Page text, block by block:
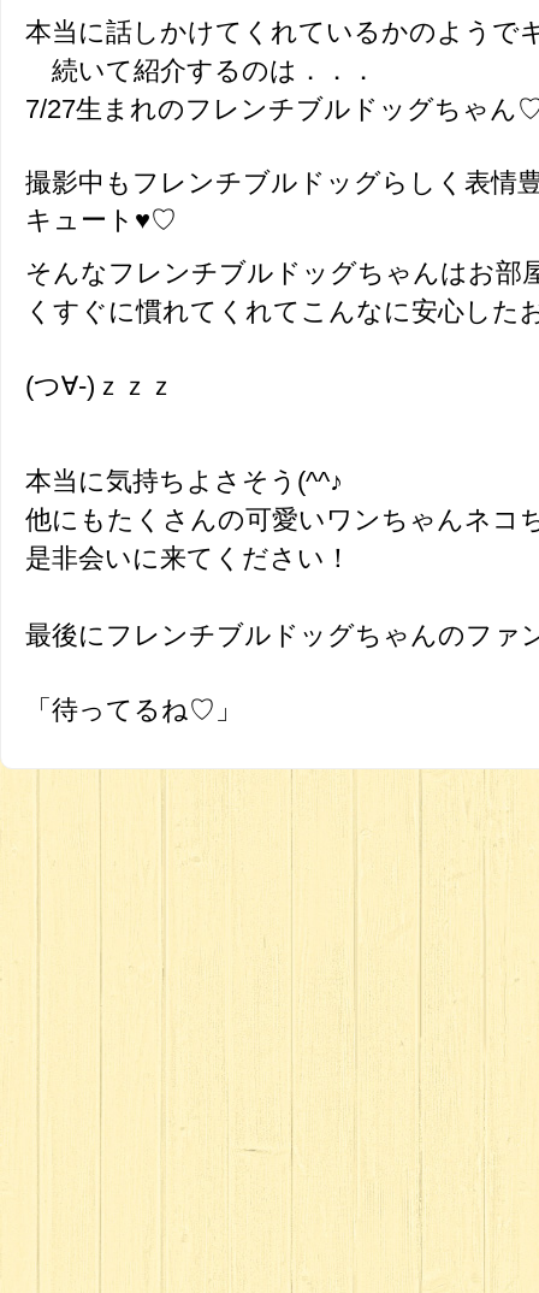
本当に話しかけてくれているかのよう
続いて紹介するのは．．．
7/27生まれのフレンチブルドッグちゃん
撮影中もフレンチブルドッグらしく表情
キュート♥♡
そんなフレンチブルドッグちゃんはお部
くすぐに慣れてくれてこんなに安心した
(つ∀-)ｚｚｚ
本当に気持ちよさそう(^^♪
他にもたくさんの可愛いワンちゃんネコ
是非会いに来てください！
最後にフレンチブルドッグちゃんのファ
「待ってるね♡」